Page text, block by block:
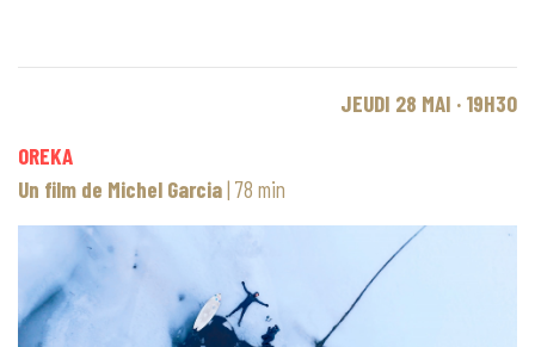
JEUDI 28 MAI · 19H30
OREKA
Un film de Michel Garcia| 78 min